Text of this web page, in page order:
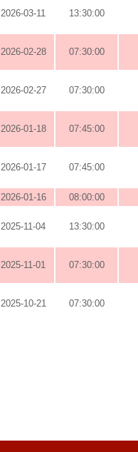
2026-03-11 13:30:00
2026-02-28 07:30:00
2026-02-27 07:30:00
2026-01-18 07:45:00
2026-01-17 07:45:00
2026-01-16 08:00:00
2025-11-04 13:30:00
2025-11-01 07:30:00
2025-10-21 07:30:00